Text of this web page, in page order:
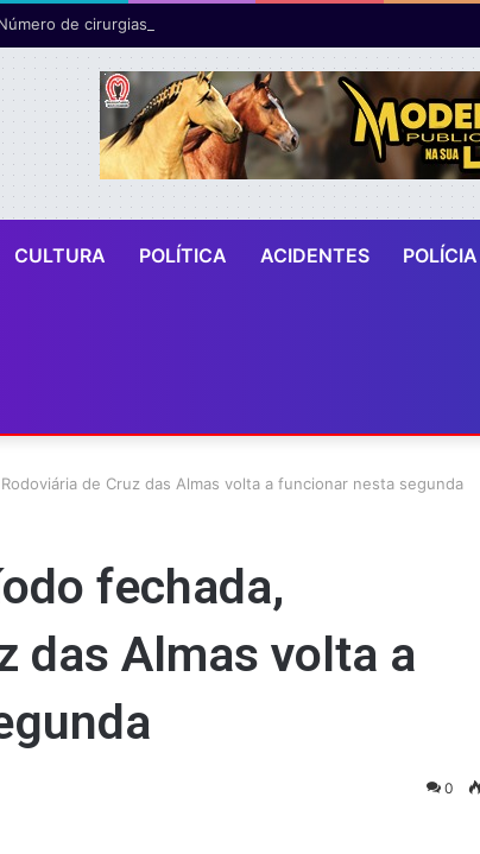
CULTURA POLÍTICA ACIDENTES POLÍCIA
de Cruz das Almas volta a funcionar nesta segunda
fechada,
das Almas volta a
0